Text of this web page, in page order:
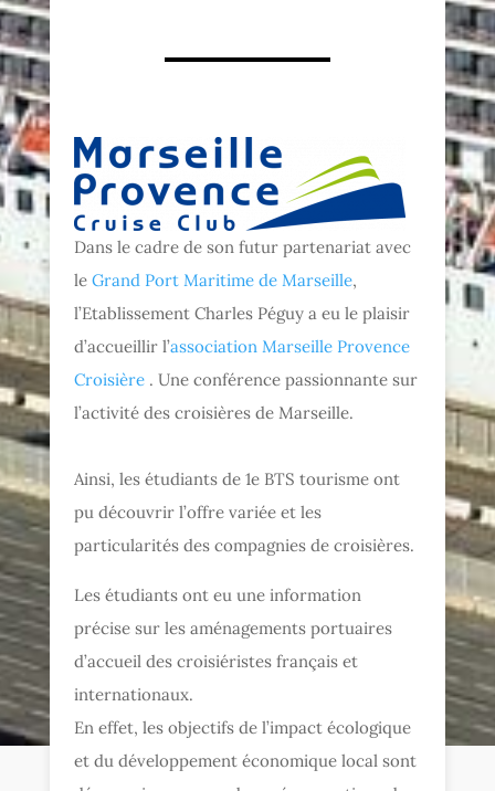
Dans le cadre de son futur partenariat avec
leGrand Port Maritime de Marseille,
l’Etablissement Charles Péguy a eu le plaisir
d’accueillir l’association Marseille Provence
Croisière . Une conférence passionnante sur
l’activité des croisières de Marseille.
Ainsi, les étudiants de 1e BTS tourisme ont
pu découvrir l’offre variée et les
particularités des compagnies de croisières.
Les étudiants ont eu une information
précise sur les aménagements portuaires
d’accueil des croisiéristes français et
internationaux.
En effet, les objectifs de l’impact écologique
et du développement économique local sont